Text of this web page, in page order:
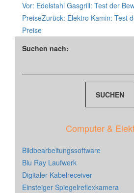
Vor: Edelstahl Gasgrill: Test der
PreiseZurück: Elektro Kamin: Test
Preise
Suchen nach:
Computer &
Bildbearbeitungssoftware
Blu Ray Laufwerk
Digitaler Kabelreceiver
Einsteiger Spiegelreflexkamera